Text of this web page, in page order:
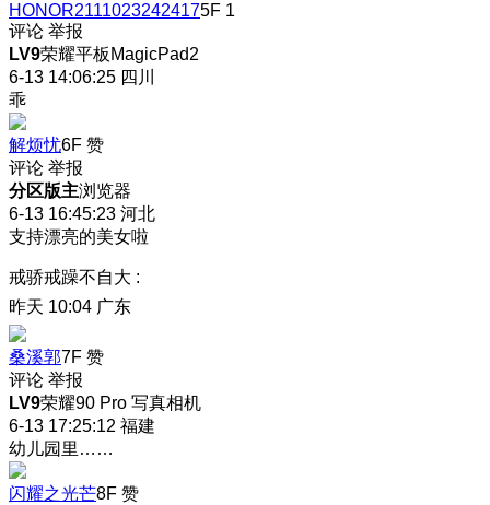
HONOR21110232424175F 1
评论 举报
LV9荣耀平板MagicPad2
6-13 14:06:25 四川
乖
解烦忧6F 赞
评论 举报
分区版主浏览器
6-13 16:45:23 河北
支持漂亮的美女啦
戒骄戒躁不自大 :
昨天 10:04 广东
桑溪郭7F 赞
评论 举报
LV9荣耀90 Pro 写真相机
6-13 17:25:12 福建
幼儿园里……
闪耀之光芒8F 赞